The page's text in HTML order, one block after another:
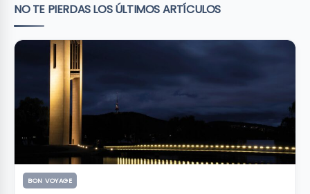
NO TE PIERDAS LOS ÚLTIMOS ARTÍCULOS
BON VOYAGE